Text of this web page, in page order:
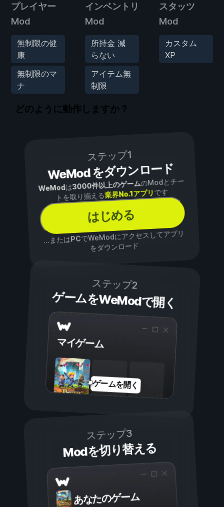
プレイヤー
Mod
無制限の健
康
無制限のマ
ナ
インベントリ
Mod
所持金 減
らない
アイテム無
制限
スタッツ
Mod
カスタム
XP
どのように動作しますか？
ステップ1
WeMod をダウンロード
WeModは3000件以上のゲームのModとチー
トを取り揃える業界No.1アプリです
はじめる
...またはPCでWeModにアクセスしてアプリ
をダウンロード
ステップ2
ゲームをWeModで開く
マイゲーム
ゲームを開く
ステップ3
Modを切り替える
あなたのゲーム